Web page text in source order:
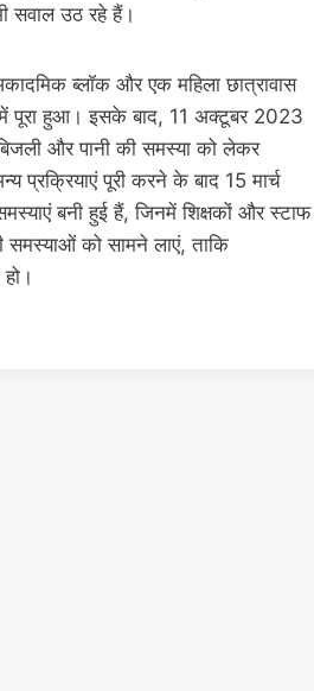
सवाल उठ रहे हैं।
ब्लॉक और एक महिला छात्रावास
में पूरा हुआ। इसके बाद, 11 अक्टूबर 2023
और पानी की समस्या को लेकर
पूरी करने के बाद 15 मार्च
बनी हुई हैं, जिनमें शिक्षकों और स्टाफ
समस्याओं को सामने लाएं, ताकि